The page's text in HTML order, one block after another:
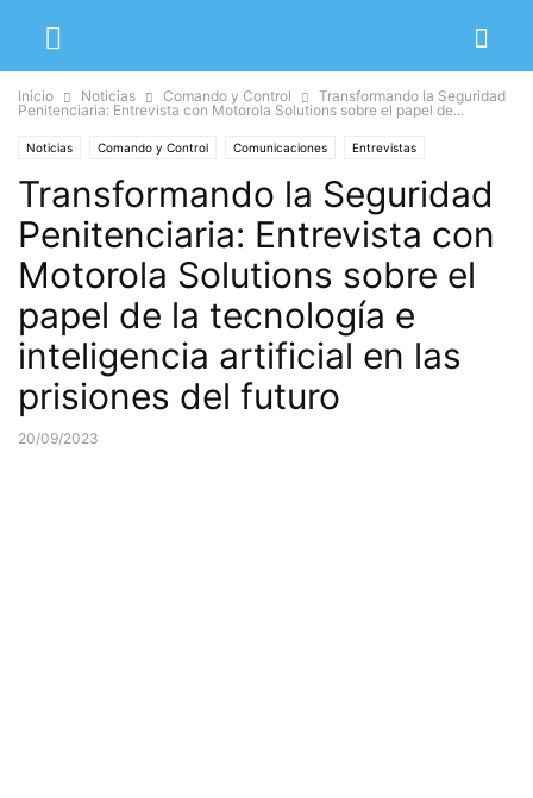
Inicio Noticias Comando y Control
Transformando la Seguridad
Penitenciaria: Entrevista con Motorola Solutions sobre el papel de...
Noticias Comando y Control Comunicaciones Entrevistas
Videovigilancia
Transformando la Seguridad
Penitenciaria: Entrevista con
Motorola Solutions sobre el
papel de la tecnología e
inteligencia artificial en las
prisiones del futuro
20/09/2023